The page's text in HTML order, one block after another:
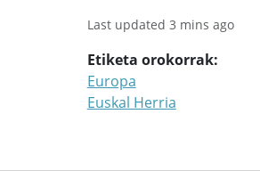
Last updated 3 mins ago
Etiketa orokorrak
Europa
Euskal Herria